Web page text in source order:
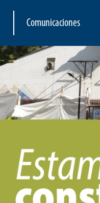
Comunicaciones